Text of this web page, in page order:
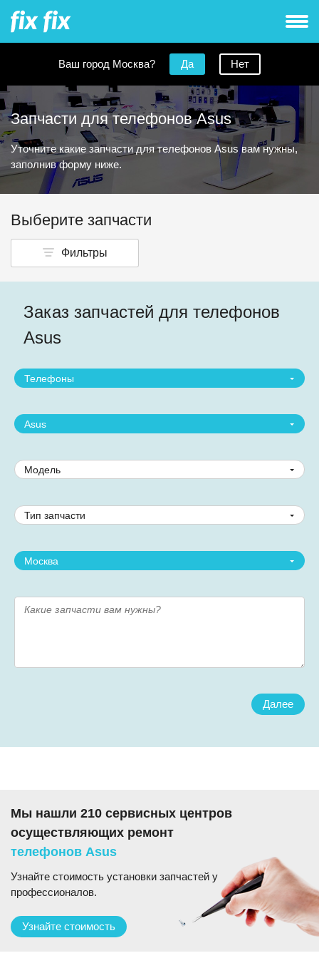
Ваш город Москва? Да Нет
Запчасти для телефонов Asus
Уточните какие запчасти для телефонов Asus вам нужны,
заполнив форму ниже.
Выберите запчасти
Фильтры
Заказ запчастей для телефонов
Asus
Телефоны
Asus
Модель
Тип запчасти
Москва
Далее
Мы нашли 210 сервисных центров
осуществляющих ремонт
телефонов Asus
Узнайте стоимость установки запчастей у
профессионалов.
Узнайте стоимость